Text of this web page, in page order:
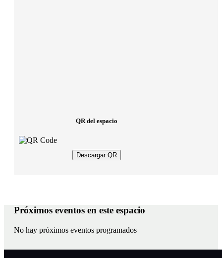
QR del espacio
Descargar QR
Próximos eventos en este espacio
No hay próximos eventos programados